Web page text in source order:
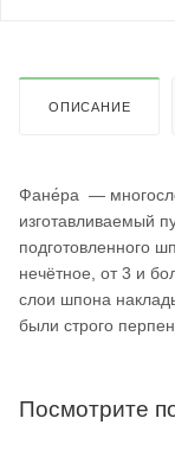
ОПИСАНИЕ
Фане́ра —
изготавливаемый
подготовленного
нечётное, от 3 и
слои шпона
были строго
Посмотрите